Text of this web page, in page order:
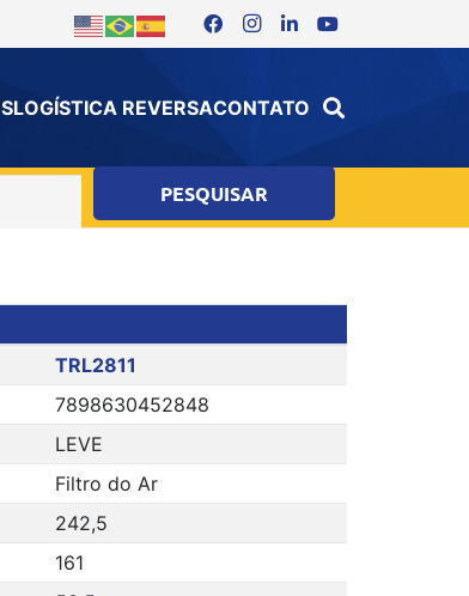
LOGÍSTICA REVERSACONTATO
TRL2811
7898630452848
LEVE
Filtro do Ar
242,5
161